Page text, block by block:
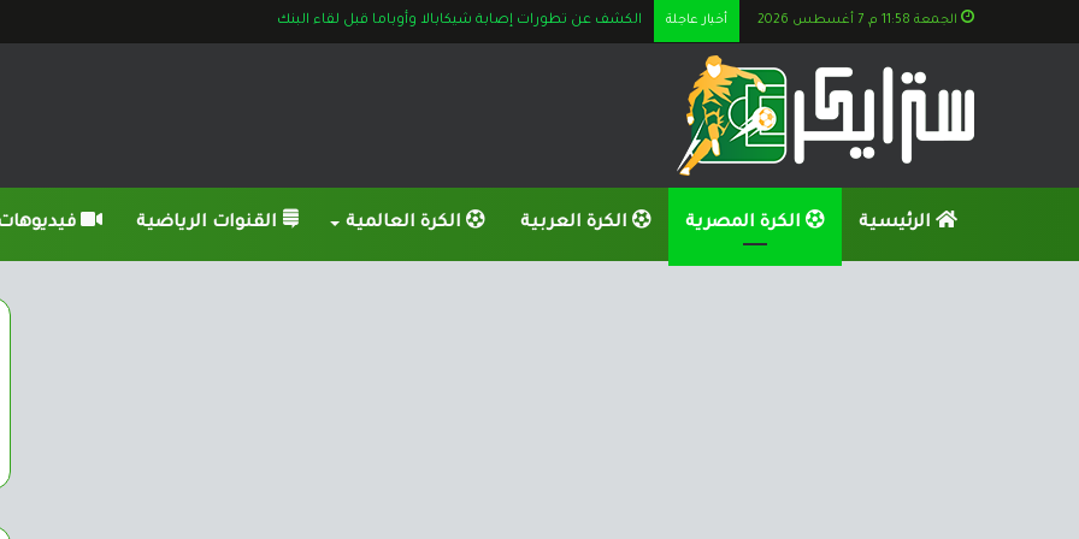
الجمعة 11:58 م, 7 أغسطس 2026 أخبار عاجلة الكشف عن تطورات إصابة شيكابالا وأوباما قبل لقاء البنك
الرئيسية الكرة المصرية الكرة العربية الكرة العالمية القنوات الرياضية